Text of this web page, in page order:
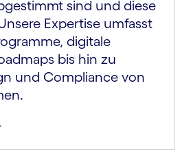
sind und diese
Expertise umfasst
digitale
bis hin zu
und Compliance von